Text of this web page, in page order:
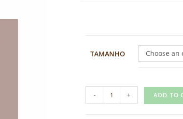
TAMANHO Choose an
- + ADD TO